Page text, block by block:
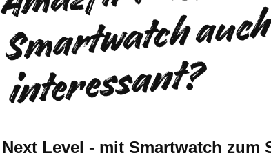
?
Next Level - mit Smartwatch zum